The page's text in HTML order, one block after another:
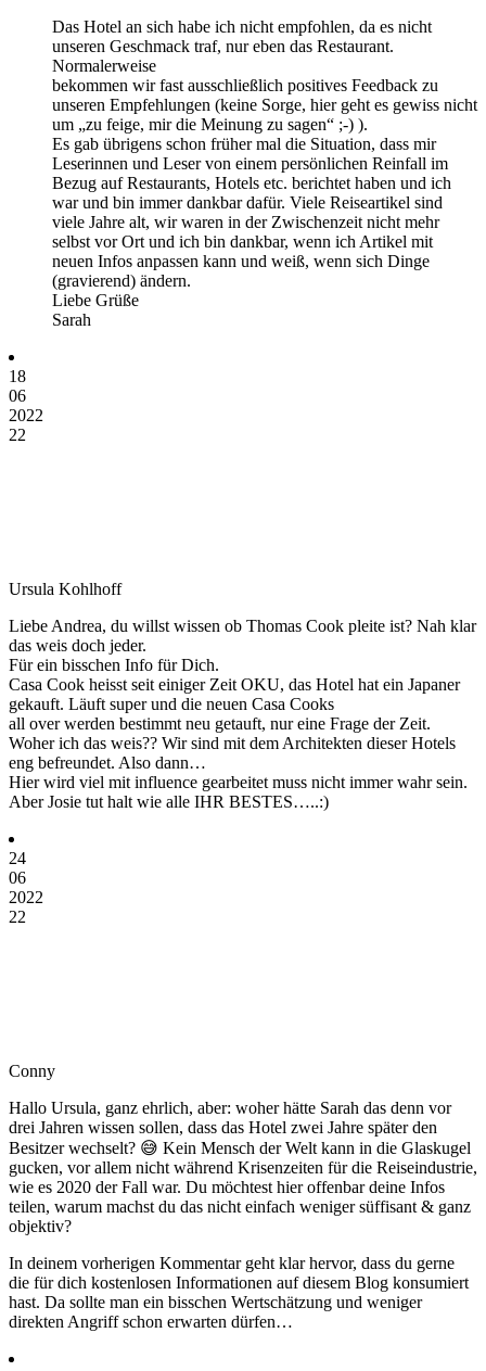
Das Hotel an sich habe ich nicht empfohlen, da es nicht
unseren Geschmack traf, nur eben das Restaurant.
Normalerweise
bekommen wir fast ausschließlich positives Feedback zu
unseren Empfehlungen (keine Sorge, hier geht es gewiss nicht
um „zu feige, mir die Meinung zu sagen“ ;-) ).
Es gab übrigens schon früher mal die Situation, dass mir
Leserinnen und Leser von einem persönlichen Reinfall im
Bezug auf Restaurants, Hotels etc. berichtet haben und ich
war und bin immer dankbar dafür. Viele Reiseartikel sind
viele Jahre alt, wir waren in der Zwischenzeit nicht mehr
selbst vor Ort und ich bin dankbar, wenn ich Artikel mit
neuen Infos anpassen kann und weiß, wenn sich Dinge
(gravierend) ändern.
Liebe Grüße
Sarah
18
06
2022
22
Ursula Kohlhoff
Liebe Andrea, du willst wissen ob Thomas Cook pleite ist? Nah klar
das weis doch jeder.
Für ein bisschen Info für Dich.
Casa Cook heisst seit einiger Zeit OKU, das Hotel hat ein Japaner
gekauft. Läuft super und die neuen Casa Cooks
all over werden bestimmt neu getauft, nur eine Frage der Zeit.
Woher ich das weis?? Wir sind mit dem Architekten dieser Hotels
eng befreundet. Also dann…
Hier wird viel mit influence gearbeitet muss nicht immer wahr sein.
Aber Josie tut halt wie alle IHR BESTES…..:)
24
06
2022
22
Conny
Hallo Ursula, ganz ehrlich, aber: woher hätte Sarah das denn vor
drei Jahren wissen sollen, dass das Hotel zwei Jahre später den
Besitzer wechselt? 😅 Kein Mensch der Welt kann in die Glaskugel
gucken, vor allem nicht während Krisenzeiten für die Reiseindustrie,
wie es 2020 der Fall war. Du möchtest hier offenbar deine Infos
teilen, warum machst du das nicht einfach weniger süffisant & ganz
objektiv?
In deinem vorherigen Kommentar geht klar hervor, dass du gerne
die für dich kostenlosen Informationen auf diesem Blog konsumiert
hast. Da sollte man ein bisschen Wertschätzung und weniger
direkten Angriff schon erwarten dürfen…